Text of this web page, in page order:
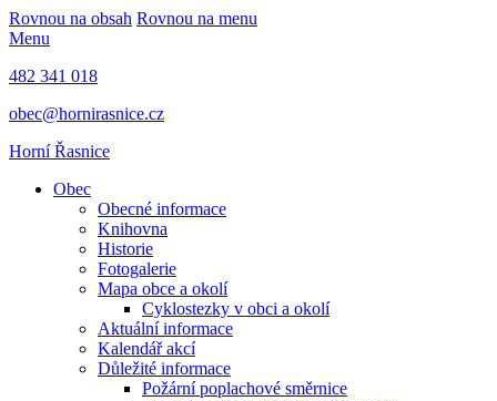
Rovnou na obsah Rovnou na menu
Menu
482 341 018
obec@hornirasnice.cz
Horní Řasnice
Obec
Obecné informace
Knihovna
Historie
Fotogalerie
Mapa obce a okolí
Cyklostezky v obci a okolí
Aktuální informace
Kalendář akcí
Důležité informace
Požární poplachové směrnice